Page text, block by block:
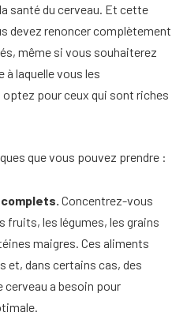
santé du cerveau. Et cette
devez renoncer complètement
même si vous souhaiterez
à laquelle vous les
pour ceux qui sont riches
que vous pouvez prendre :
Concentrez-vous
fruits, les légumes, les grains
maigres. Ces aliments
et, dans certains cas, des
a besoin pour